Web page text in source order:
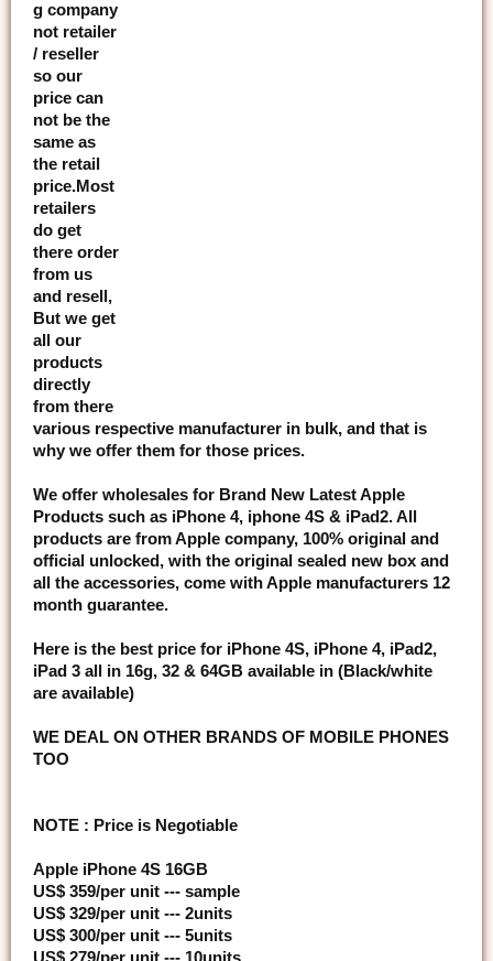
g company
not retailer
/ reseller
so our
price can
not be the
same as
the retail
price.Most
retailers
do get
there order
from us
and resell,
But we get
all our
products
directly
from there
various respective manufacturer in bulk, and that is
why we offer them for those prices.
We offer wholesales for Brand New Latest Apple
Products such as iPhone 4, iphone 4S & iPad2. All
products are from Apple company, 100% original and
official unlocked, with the original sealed new box and
all the accessories, come with Apple manufacturers 12
month guarantee.
Here is the best price for iPhone 4S, iPhone 4, iPad2,
iPad 3 all in 16g, 32 & 64GB available in (Black/white
are available)
WE DEAL ON OTHER BRANDS OF MOBILE PHONES
TOO
NOTE : Price is Negotiable
Apple iPhone 4S 16GB
US$ 359/per unit --- sample
US$ 329/per unit --- 2units
US$ 300/per unit --- 5units